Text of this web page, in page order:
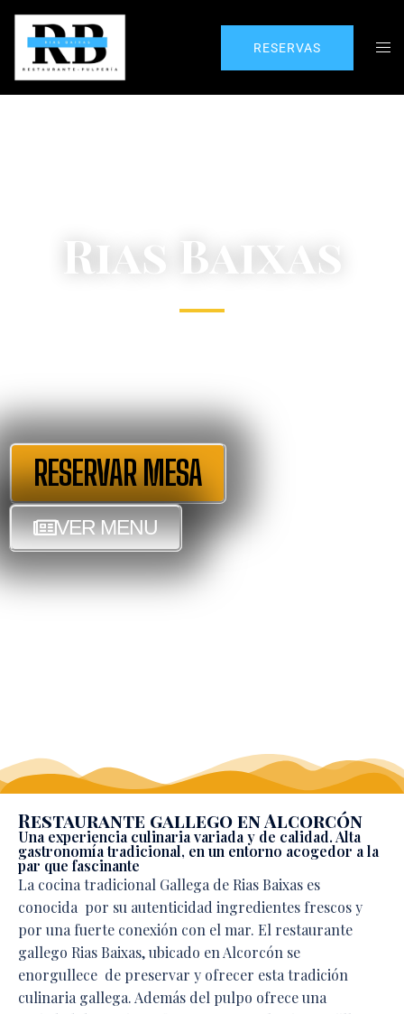
RESERVAS
Rias Baixas
RESERVAR MESA
VER MENU
Restaurante gallego en Alcorcón
Una experiencia culinaria variada y de calidad. Alta
gastronomía tradicional, en un entorno acogedor a la
par que fascinante
La cocina tradicional Gallega de Rias Baixas es
conocida por su autenticidad ingredientes frescos y
por una fuerte conexión con el mar. El restaurante
gallego Rias Baixas, ubicado en Alcorcón se
enorgullece de preservar y ofrecer esta tradición
culinaria gallega. Además del pulpo ofrece una